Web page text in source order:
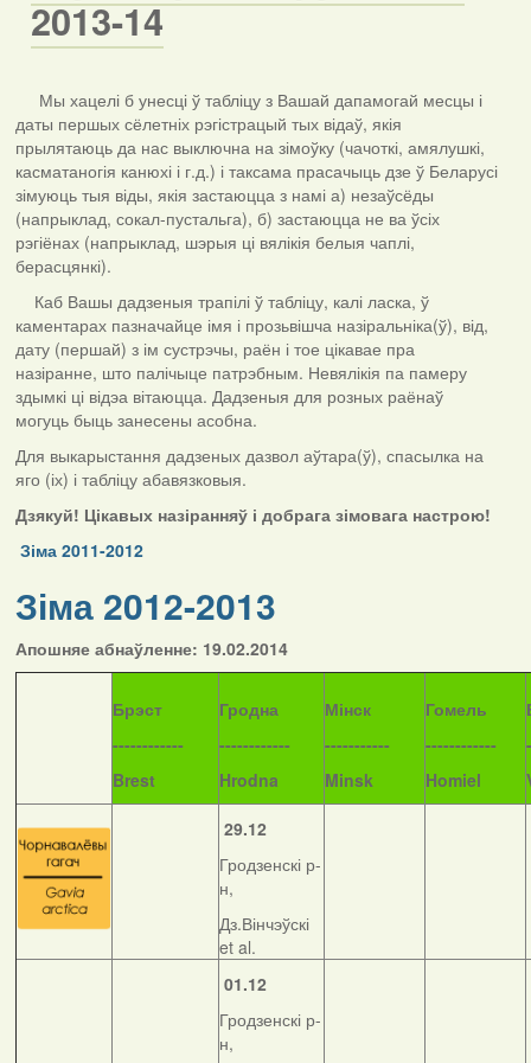
2013-14
Мы хацелі б унесці ў табліцу з Вашай дапамогай месцы і
даты першых сёлетніх рэгістрацый тых відаў, якія
прылятаюць да нас выключна на зімоўку (чачоткі, амялушкі,
касматаногія канюхі і г.д.) і таксама прасачыць дзе ў Беларусі
зімуюць тыя віды, якія застаюцца з намі а) незаўсёды
(напрыклад, сокал-пустальга), б) застаюцца не ва ўсіх
рэгіёнах (напрыклад, шэрыя ці вялікія белыя чаплі,
берасцянкі).
Каб Вашы дадзеныя трапілі ў табліцу, калі ласка, ў
каментарах пазначайце імя і прозьвішча назіральніка(ў), від,
дату (першай) з ім сустрэчы, раён і тое цікавае пра
назіранне, што палічыце патрэбным. Невялікія па памеру
здымкі ці відэа вітаюцца. Дадзеныя для розных раёнаў
могуць быць занесены асобна.
Для выкарыстання дадзеных дазвол аўтара(ў), спасылка на
яго (іх) і табліцу абавязковыя.
Дзякуй! Цікавых назіранняў і добрага зімовага настрою!
Зіма 2011-2012
Зіма 2012-2013
Апошняе абнаўленне: 19.02.2014
Брэст
------------
Brest
Гродна
------------
Hrodna
Мінск
-----------
Minsk
Гомель
------------
Homiel
29.12
Гродзенскі р-
н,
Дз.Вінчэўскі
et al.
01.12
Гродзенскі р-
н,